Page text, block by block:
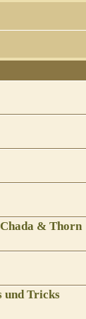
& Thorn
und Tricks